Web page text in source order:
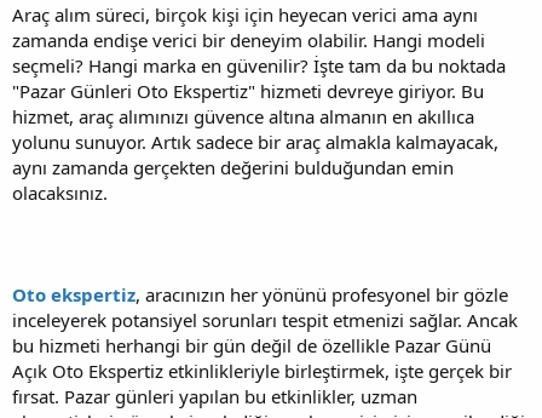
t
a
n
i
h
i
Araç alım süreci, birçok kişi için heyecan verici ama aynı
zamanda endişe verici bir deneyim olabilir. Hangi modeli
seçmeli? Hangi marka en güvenilir? İşte tam da bu noktada
"Pazar Günleri Oto Ekspertiz" hizmeti devreye giriyor. Bu
hizmet, araç alımınızı güvence altına almanın en akıllıca
yolunu sunuyor. Artık sadece bir araç almakla kalmayacak,
aynı zamanda gerçekten değerini bulduğundan emin
olacaksınız.
Oto ekspertiz, aracınızın her yönünü profesyonel bir gözle
inceleyerek potansiyel sorunları tespit etmenizi sağlar. Ancak
bu hizmeti herhangi bir gün değil de özellikle Pazar Günü
Açık Oto Ekspertiz etkinlikleriyle birleştirmek, işte gerçek bir
fırsat. Pazar günleri yapılan bu etkinlikler, uzman